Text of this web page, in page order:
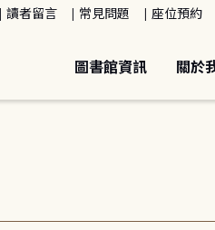
讀者留言 常見問題 座位預約
圖書館資訊 關於